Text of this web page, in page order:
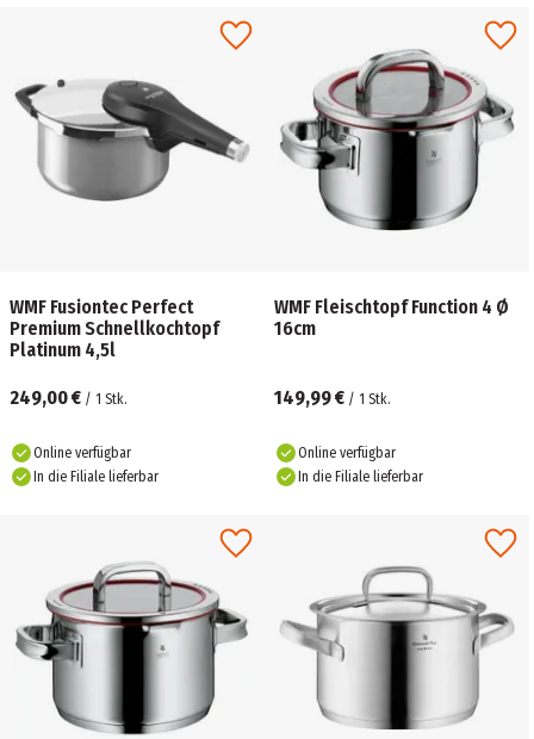
WMF Fusiontec Perfect
Premium Schnellkochtopf
Platinum 4,5l
249,00 € / 1 Stk.
Online verfügbar
In die Filiale lieferbar
WMF Fleischtopf Function 4 Ø
16cm
149,99 € / 1 Stk.
Online verfügbar
In die Filiale lieferbar